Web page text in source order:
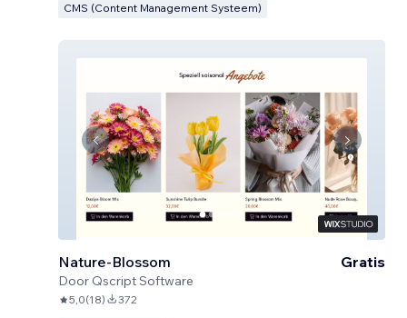
CMS (Content Management Systeem)
Nature-Blossom
Door Qscript Software
Gratis
5,0(18) 372